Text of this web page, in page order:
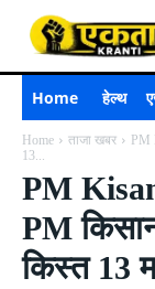
Home हेल्थ
Home ताजा खबर
PM
13...
PM
PM
किस्त 13